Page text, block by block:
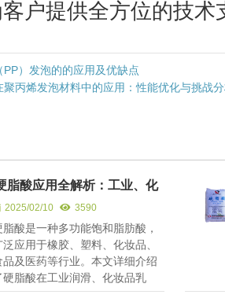
户提供全方位的技术
PP）发泡的的应用及优缺点
聚丙烯发泡材料中的应用：性能优化与挑战
脂酸应用全解析：工业、化
品、食品与医药领域的关键
料（赞宇硬脂酸）
2025/02/10 3590
脂酸是一种多功能饱和脂肪酸，
泛应用于橡胶、塑料、化妆品、
品及医药等行业。本文详细介绍
硬脂酸在工业润滑、化妆品乳
、食品加工及医药赋形中的关...